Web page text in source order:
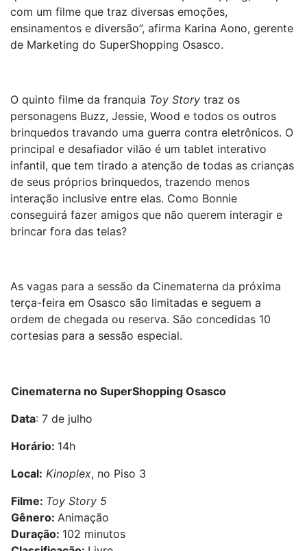
com um filme que traz diversas emoções,
ensinamentos e diversão”, afirma Karina Aono, gerente
de Marketing do SuperShopping Osasco.
O quinto filme da franquia Toy Story traz os
personagens Buzz, Jessie, Wood e todos os outros
brinquedos travando uma guerra contra eletrônicos. O
principal e desafiador vilão é um tablet interativo
infantil, que tem tirado a atenção de todas as crianças
de seus próprios brinquedos, trazendo menos
interação inclusive entre elas. Como Bonnie
conseguirá fazer amigos que não querem interagir e
brincar fora das telas?
As vagas para a sessão da Cinematerna da próxima
terça-feira em Osasco são limitadas e seguem a
ordem de chegada ou reserva. São concedidas 10
cortesias para a sessão especial.
Cinematerna no SuperShopping Osasco
Data: 7 de julho
Horário: 14h
Local: Kinoplex, no Piso 3
Filme: Toy Story 5
Gênero: Animação
Duração: 102 minutos